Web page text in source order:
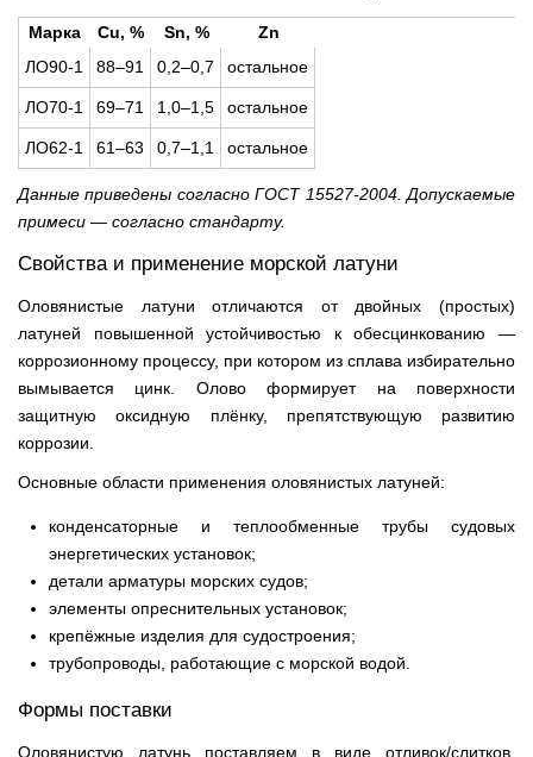
Марка Cu, % Sn, %
Zn
ЛО90-1
88–91 0,2–0,7 остальное
ЛО70-1 69–71 1,0–1,5 остальное
ЛО62-1 61–63 0,7–1,1 остальное
Данные приведены согласно ГОСТ 15527-2004. Допускаемые
примеси — согласно стандарту.
Свойства и применение морской латуни
Оловянистые латуни отличаются от двойных (простых)
латуней повышенной устойчивостью к обесцинкованию —
коррозионному процессу, при котором из сплава избирательно
вымывается цинк. Олово формирует на поверхности
защитную оксидную плёнку, препятствующую развитию
коррозии.
Основные области применения оловянистых латуней:
конденсаторные и теплообменные трубы судовых
энергетических установок;
детали арматуры морских судов;
элементы опреснительных установок;
крепёжные изделия для судостроения;
трубопроводы, работающие с морской водой.
Формы поставки
Оловянистую латунь поставляем в виде отливок/слитков,